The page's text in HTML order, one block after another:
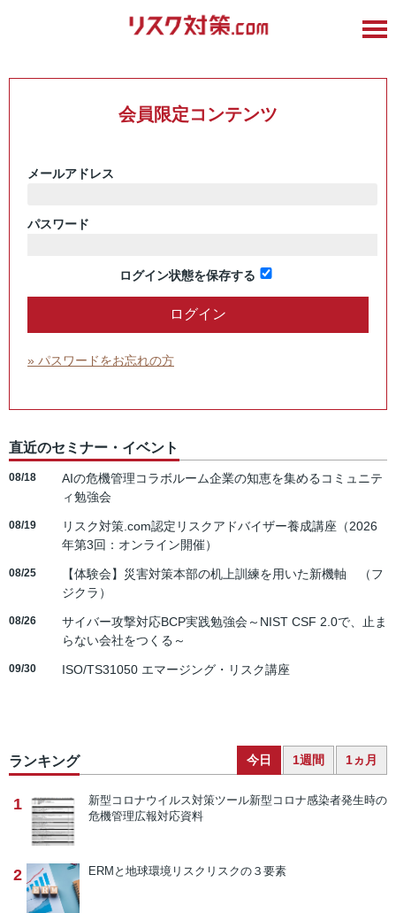
会員限定コンテンツ
メールアドレス
パスワード
ログイン状態を保存する
» パスワードをお忘れの方
直近のセミナー・イベント
08/18
AIの危機管理コラボルーム企業の知恵を集めるコミュニテ
ィ勉強会
08/19
リスク対策.com認定リスクアドバイザー養成講座（2026
年第3回：オンライン開催）
08/25
【体験会】災害対策本部の机上訓練を用いた新機軸 （フ
ジクラ）
08/26
サイバー攻撃対応BCP実践勉強会～NIST CSF 2.0で、止ま
らない会社をつくる～
09/30 ISO/TS31050 エマージング・リスク講座
ランキング 今日 1週間 1ヵ月
1 新型コロナウイルス対策ツール新型コロナ感染者発生時の
危機管理広報対応資料
2 ERMと地球環境リスク リスクの３要素